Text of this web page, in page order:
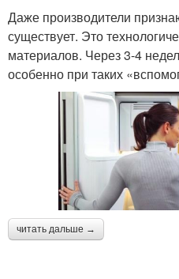
Даже производители
существует. Это
материалов. Через 3-4
особенно при таких
читать дальше →